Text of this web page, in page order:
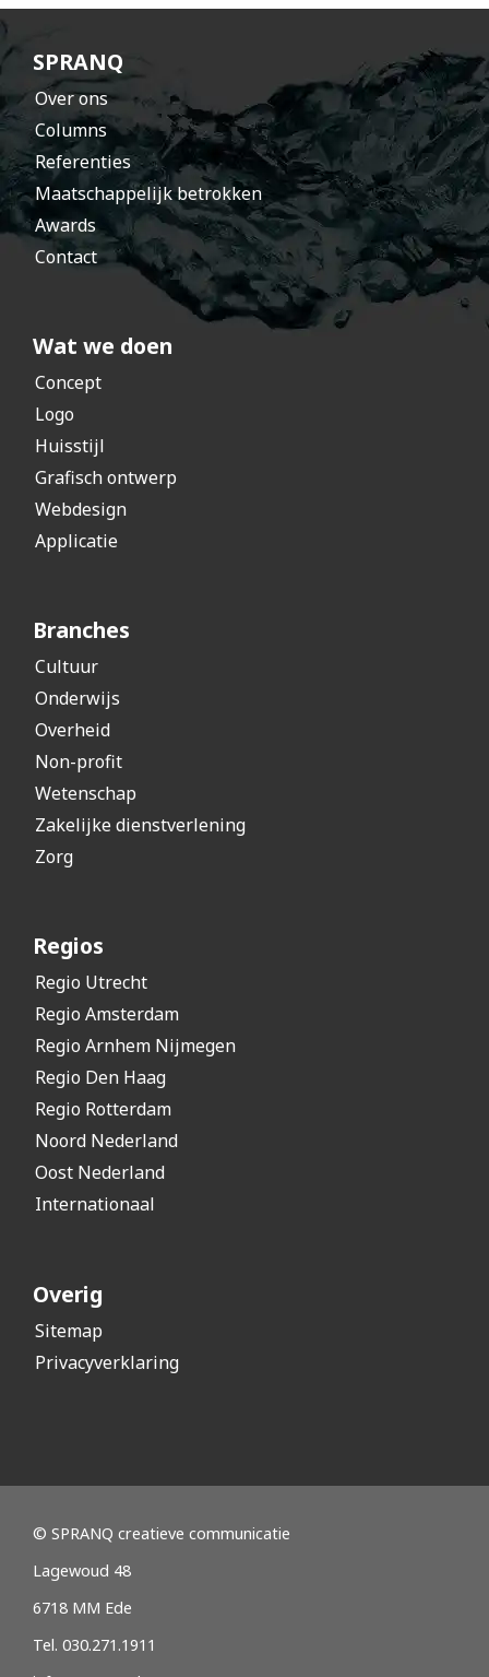
ht
SPRANQ
Over ons
Columns
Referenties
Maatschappelijk betrokken
Awards
Contact
Wat we doen
Concept
Logo
Huisstijl
Grafisch ontwerp
Webdesign
Applicatie
Branches
Cultuur
Onderwijs
Overheid
Non-profit
Wetenschap
Zakelijke dienstverlening
Zorg
Regios
Regio Utrecht
Regio Amsterdam
Regio Arnhem Nijmegen
Regio Den Haag
Regio Rotterdam
Noord Nederland
Oost Nederland
Internationaal
Overig
Sitemap
Privacyverklaring
© SPRANQ creatieve communicatie
Lagewoud 48
6718 MM Ede
Tel. 030.271.1911